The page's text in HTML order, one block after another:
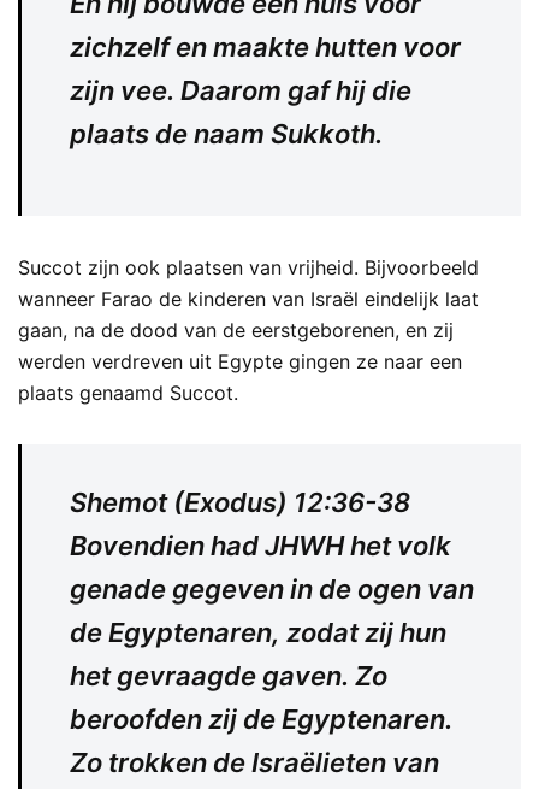
zichzelf en maakte hutten voor
zijn vee. Daarom gaf hij die
plaats de naam Sukkoth.
Succot zijn ook plaatsen van vrijheid. Bijvoorbeeld
wanneer Farao de kinderen van Israël eindelijk laat
gaan, na de dood van de eerstgeborenen, en zij
werden verdreven uit Egypte gingen ze naar een
plaats genaamd Succot.
Shemot (Exodus) 12:36-38
Bovendien had JHWH het volk
genade gegeven in de ogen van
de Egyptenaren, zodat zij hun
het gevraagde gaven. Zo
beroofden zij de Egyptenaren.
Zo trokken de Israëlieten van